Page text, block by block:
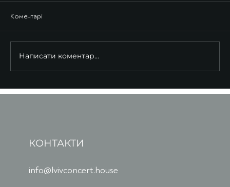
Коментарі
Написати коментар...
КОНТАКТИ
info@lvivconcert.house